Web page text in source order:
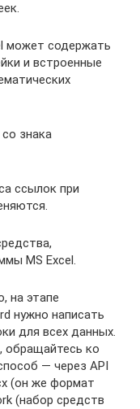
может содержать
и встроенные
знака
ссылок при
MS Excel.
на этапе
нужно написать
для всех данных.
обращайтесь ко
— через API
(он же формат
(набор средств